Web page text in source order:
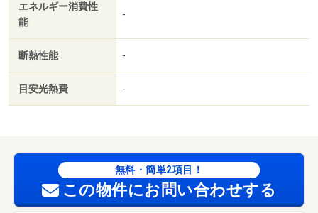
ラ／ＩＨクッキングヒーター／照明付／ウォークインクロ
ゼット／保証人不要／全居室フローリング／ＣＳ／ネット
ム／複層ガラス／築３年以内／サンルーム／トイレ未使用
／２駅利用可／築５年以内／プロパンガス／ＢＳ／礼金１
ヶ月／保証会社利用可／ロッキースーパーストア徳王店
本下硯川店（コンビニ）まで５５０ｍ／スペイン石窯パン
工房メリチェル（飲食店）まで８００ｍ／ホームプラザナ
フコ北熊本店（ホームセンター）まで１０００ｍ／肥後銀
行池田支店（銀行）まで１９００ｍ/賃貸戸数:12戸
エネルギー消費性
能
-
断熱性能 -
目安光熱費 -
無料・簡単2項目！
この物件にお問い合わせする